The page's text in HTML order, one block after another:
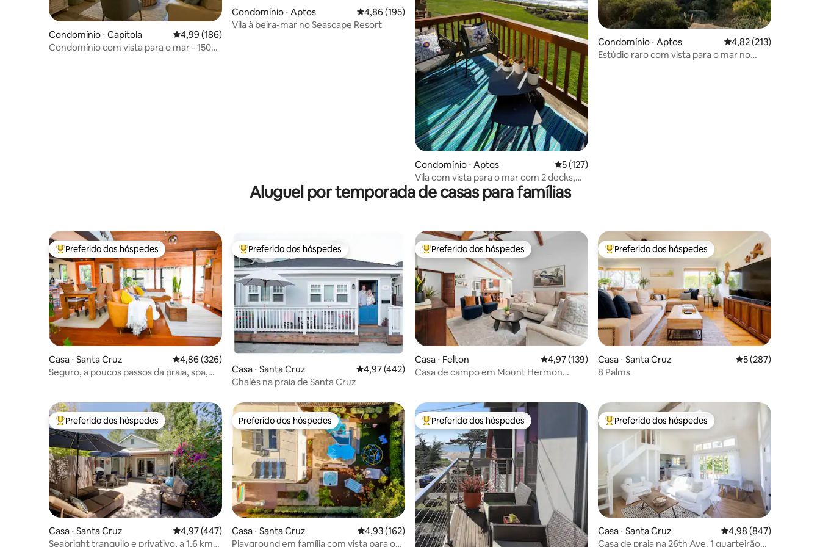
Condomínio ⋅ Capitola 4,99 de uma avaliação média de 5, 186 avaliações
4,99 (186)
Condomínio com vista para o mar - 150
Condomínio ⋅ Aptos 4,86 de uma avaliação média de 5, 195 avaliações
4,86 (195)
Vila à beira-mar no Seascape Resort
Condomínio ⋅ Aptos 5 de uma avaliação média de 5, 127 avaliações
5 (127)
Vila com vista para o mar com 2 decks,
uma piscina e lareira
Condomínio ⋅ Aptos 4,82 de uma avaliação
4,82 (213)
Estúdio raro com vista para o mar no
Aluguel por temporada de casas para famílias
Entre os melhores preferidos dos hóspedes
Preferido dos hóspedes
Casa ⋅ Santa Cruz 4,86 de uma avaliação média de 5, 326 avaliações
4,86 (326)
Seguro, a poucos passos da praia, spa,
Entre os melhores preferidos dos hóspedes
Preferido dos hóspedes
Casa ⋅ Santa Cruz 4,97 de uma avaliação média de 5, 442 avaliações
4,97 (442)
Chalés na praia de Santa Cruz
Entre os melhores preferidos dos hóspedes
Preferido dos hóspedes
Casa ⋅ Felton 4,97 de uma avaliação média de 5, 139 avaliações
4,97 (139)
Casa de campo em Mount Hermon
Entre os melhores preferidos dos hóspedes
Preferido dos hóspedes
Casa ⋅ Santa Cruz 5 de uma avaliação
5 (287)
8 Palms
Entre os melhores preferidos dos hóspedes
Preferido dos hóspedes
Casa ⋅ Santa Cruz 4,97 de uma avaliação média de 5, 447 avaliações
4,97 (447)
Seabright tranquilo e privativo, a 1,6 km
Preferido dos hóspedes
Preferido dos hóspedes
Casa ⋅ Santa Cruz 4,93 de uma avaliação média de 5, 162 avaliações
4,93 (162)
Playground em família com vista para o
Entre os melhores preferidos dos hóspedes
Preferido dos hóspedes Entre os melhores preferidos dos hóspedes
Preferido dos hóspedes
Casa ⋅ Santa Cruz 4,98 de uma avaliação
4,98 (847)
Casa de praia na 26th Ave. 1 quarteirão